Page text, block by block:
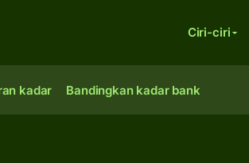
Ciri-ciri
kadar Bandingkan kadar bank